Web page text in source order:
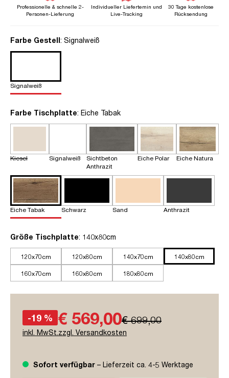
Professionelle & schnelle 2-
Personen-Lieferung
Individueller Liefertemin und
Live-Tracking
30 Tage kostenlose
Rücksendung
Farbe Gestellauswählen
: Signalweiß
Signalweiß
Farbe Tischplatteauswählen
: Eiche Tabak
Kiesel Signalweiß
Sichtbeton
Anthrazit
Eiche Polar Eiche Natura
Eiche Tabak Schwarz Sand Anthrazit
Größe Tischplatteauswählen
: 140x80cm
120x70cm 120x80cm 140x70cm 140x80cm
160x70cm 160x80cm 180x80cm
-19 % € 569,00€ 699,00
inkl. MwSt.zzgl. Versandkosten
Sofort verfügbar – Lieferzeit ca. 4-5 Werktage